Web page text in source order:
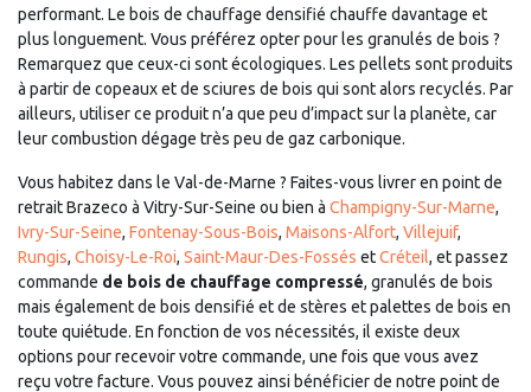
performant. Le bois de chauffage densifié chauffe davantage et
plus longuement. Vous préférez opter pour les granulés de bois ?
Remarquez que ceux-ci sont écologiques. Les pellets sont produits
à partir de copeaux et de sciures de bois qui sont alors recyclés. Par
ailleurs, utiliser ce produit n’a que peu d’impact sur la planète, car
leur combustion dégage très peu de gaz carbonique.
Vous habitez dans le Val-de-Marne ? Faites-vous livrer en point de
retrait Brazeco à Vitry-Sur-Seine ou bien à Champigny-Sur-Marne,
Ivry-Sur-Seine, Fontenay-Sous-Bois, Maisons-Alfort, Villejuif,
Rungis, Choisy-Le-Roi, Saint-Maur-Des-Fossés etCréteil, et passez
commande de bois de chauffage compressé, granulés de bois
mais également de bois densifié et de stères et palettes de bois en
toute quiétude. En fonction de vos nécessités, il existe deux
options pour recevoir votre commande, une fois que vous avez
reçu votre facture. Vous pouvez ainsi bénéficier de notre point de